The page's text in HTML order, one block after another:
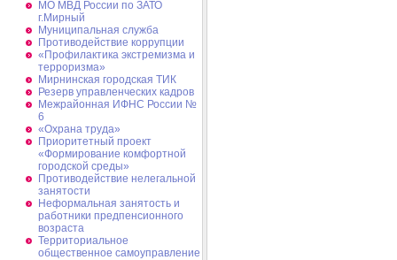
МО МВД России по ЗАТО
г.Мирный
Муниципальная cлужба
Противодействие коррупции
«Профилактика экстремизма и
терроризма»
Мирнинская городская ТИК
Резерв управленческих кадров
Межрайонная ИФНС России №
6
«Охрана труда»
Приоритетный проект
«Формирование комфортной
городской среды»
Противодействие нелегальной
занятости
Неформальная занятость и
работники предпенсионного
возраста
Территориальное
общественное самоуправление